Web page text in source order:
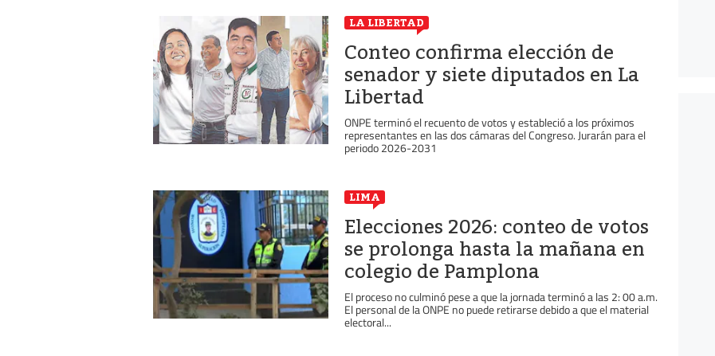
LA LIBERTAD
Conteo confirma elección de
senador y siete diputados en La
Libertad
ONPE terminó el recuento de votos y estableció a los próximos
representantes en las dos cámaras del Congreso. Jurarán para el
periodo 2026-2031
LIMA
Elecciones 2026: conteo de votos
se prolonga hasta la mañana en
colegio de Pamplona
El proceso no culminó pese a que la jornada terminó a las 2: 00 a.m.
El personal de la ONPE no puede retirarse debido a que el material
electoral...